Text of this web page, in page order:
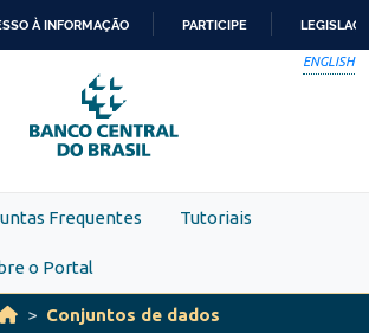
PARA
O
CONTEÚDO
À INFORMAÇÃO PARTICIPE
ENGLISH
Frequentes Tutoriais
o Portal
Conjuntos de dados